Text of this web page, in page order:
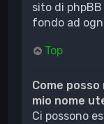
sito di
fondo ad
Top
Come
mio nome
Ci possono